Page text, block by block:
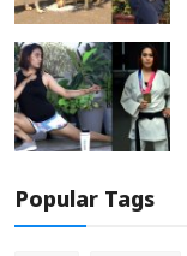
Popular Tags